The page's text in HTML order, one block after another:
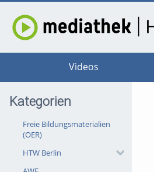
Videos
Kategorien
Freie Bildungsmaterialien
(OER)
HTW Berlin